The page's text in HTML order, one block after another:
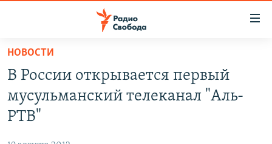
упрощенного
доступа
основному
АВТОРСКИЕ ПРОЕКТЫ
НОВОСТИ
В России открывается первый
мусульманский телеканал "Аль-
РТВ"